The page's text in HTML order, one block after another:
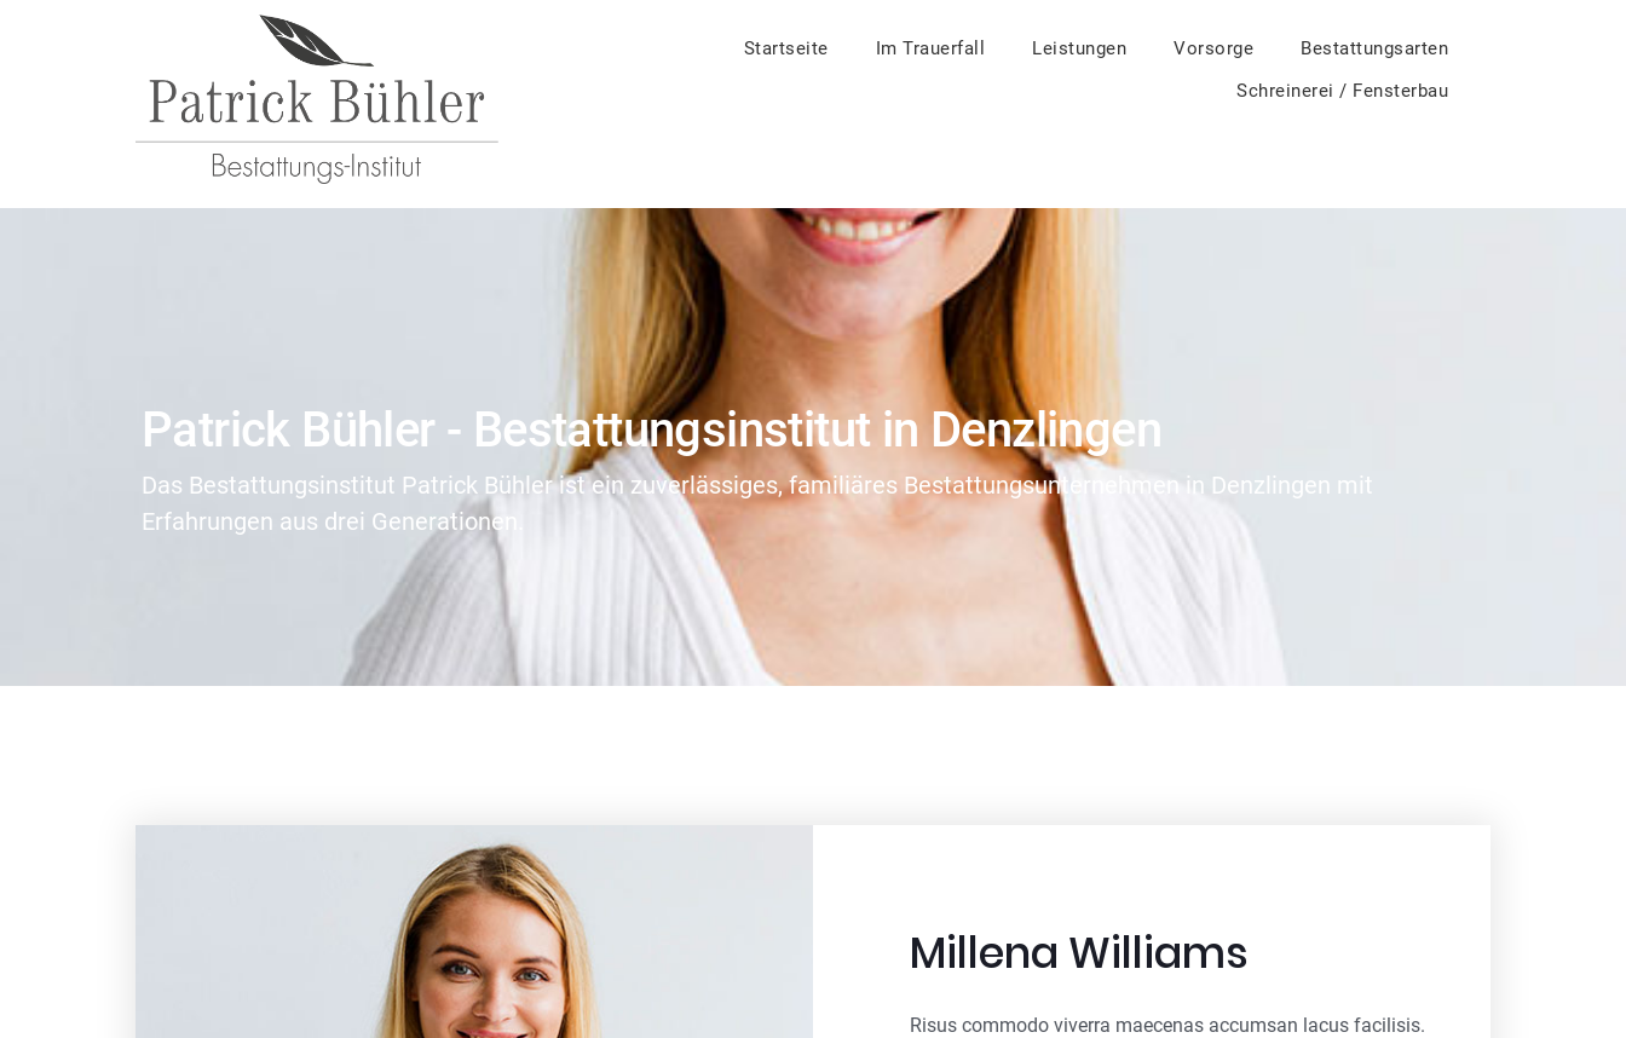
Startseite Im Trauerfall Leistungen Vorsorge
Bestattungsarten
Schreinerei / Fensterbau
Patrick Bühler - Bestattungsinstitut in Denzlingen
Das Bestattungsinstitut Patrick Bühler ist ein zuverlässiges, familiäres Bestattungsunternehmen in Denzlingen mit
Erfahrungen aus drei Generationen.
Millena Williams
Risus commodo viverra maecenas accumsan lacus facilisis.